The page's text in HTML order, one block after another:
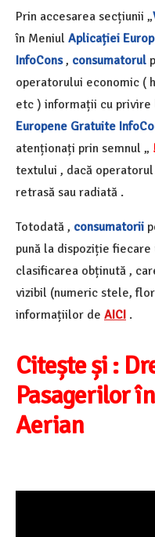
Prin accesarea secțiunii „
în Meniul Aplicației
InfoCons, consumatorul
operatorului economic (
etc ) informații cu privire
Europene Gratuite
atenționați prin semnul „
textului , dacă
retrasă sau radiată .
Totodată , consumatorii
pună la dispoziție
clasificarea obținută ,
vizibil (numeric stele,
informațiilor de AICI .
Citește și :
Pasagerilor
Aerian